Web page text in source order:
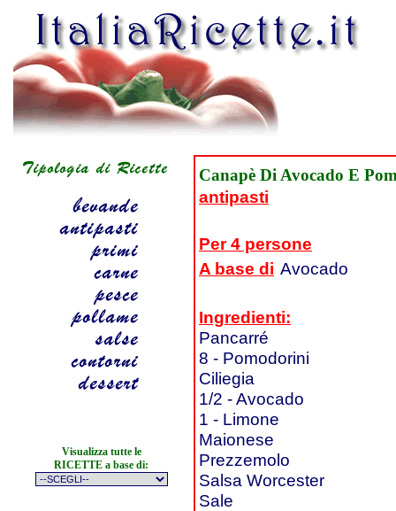
Visualizza tutte le
RICETTE a base di:
Canapè Di Avocado E
antipasti
Per 4 persone
A base di Avocado
Ingredienti:
Pancarré
8 - Pomodorini
Ciliegia
1/2 - Avocado
1 - Limone
Maionese
Prezzemolo
Salsa Worcester
Sale